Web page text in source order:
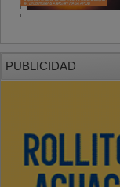
PUBLICIDAD